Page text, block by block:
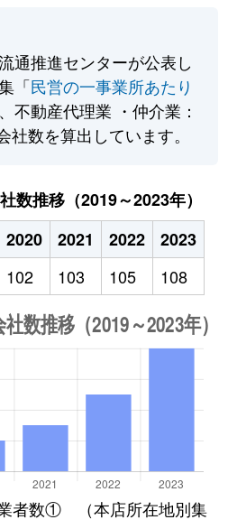
通推進センターが公表し
「民営の一事業所あたり
不動産代理業 ・仲介業：
数を算出しています。
数推移（2019～2023年）
2020 2021 2022
2023
102 103 105 108
者数① （本店所在地別集